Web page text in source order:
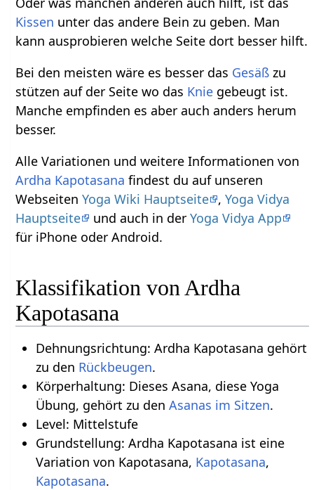
Kissen unter das andere Bein zu geben. Man
kann ausprobieren welche Seite dort besser hilft.
Bei den meisten wäre es besser das Gesäß zu
stützen auf der Seite wo das Knie gebeugt ist.
Manche empfinden es aber auch anders herum
besser.
Alle Variationen und weitere Informationen von
Ardha Kapotasana findest du auf unseren
WebseitenYoga Wiki Hauptseite ,Yoga Vidya
Hauptseite
und auch in derYoga Vidya App
für iPhone oder Android.
Klassifikation von Ardha
Kapotasana
Dehnungsrichtung: Ardha Kapotasana gehört
zu den Rückbeugen.
Körperhaltung: Dieses Asana, diese Yoga
Übung, gehört zu den Asanas im Sitzen.
Level: Mittelstufe
Grundstellung: Ardha Kapotasana ist eine
Variation von Kapotasana, Kapotasana,
Kapotasana.